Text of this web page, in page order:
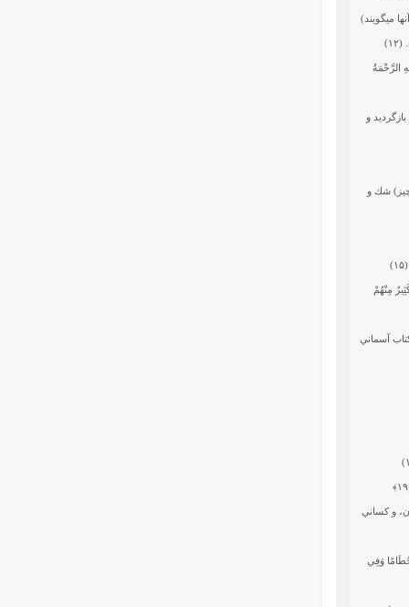
مي‏گويند)
الرَّحْمَةُ
و
چيز) شك و
مِنْهُمْ
آسماني
و كساني
حُطَامًا وَفِي